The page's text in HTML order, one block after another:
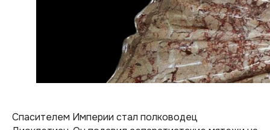
Спасителем Империи стал полководец